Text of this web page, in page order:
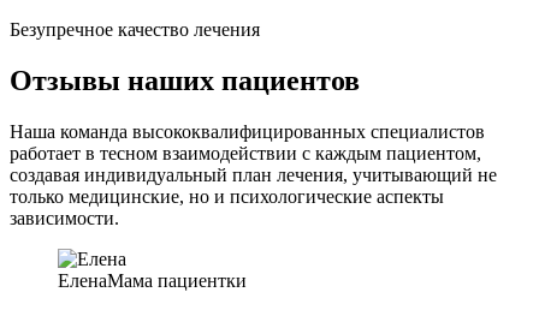
Безупречное качество лечения
Отзывы наших пациентов
Наша команда высококвалифицированных специалистов
работает в тесном взаимодействии с каждым пациентом,
создавая индивидуальный план лечения, учитывающий не
только медицинские, но и психологические аспекты
зависимости.
ЕленаМама пациентки